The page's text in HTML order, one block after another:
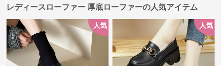
レディースローファー 厚底ローファーの人気アイテム
人気 人気